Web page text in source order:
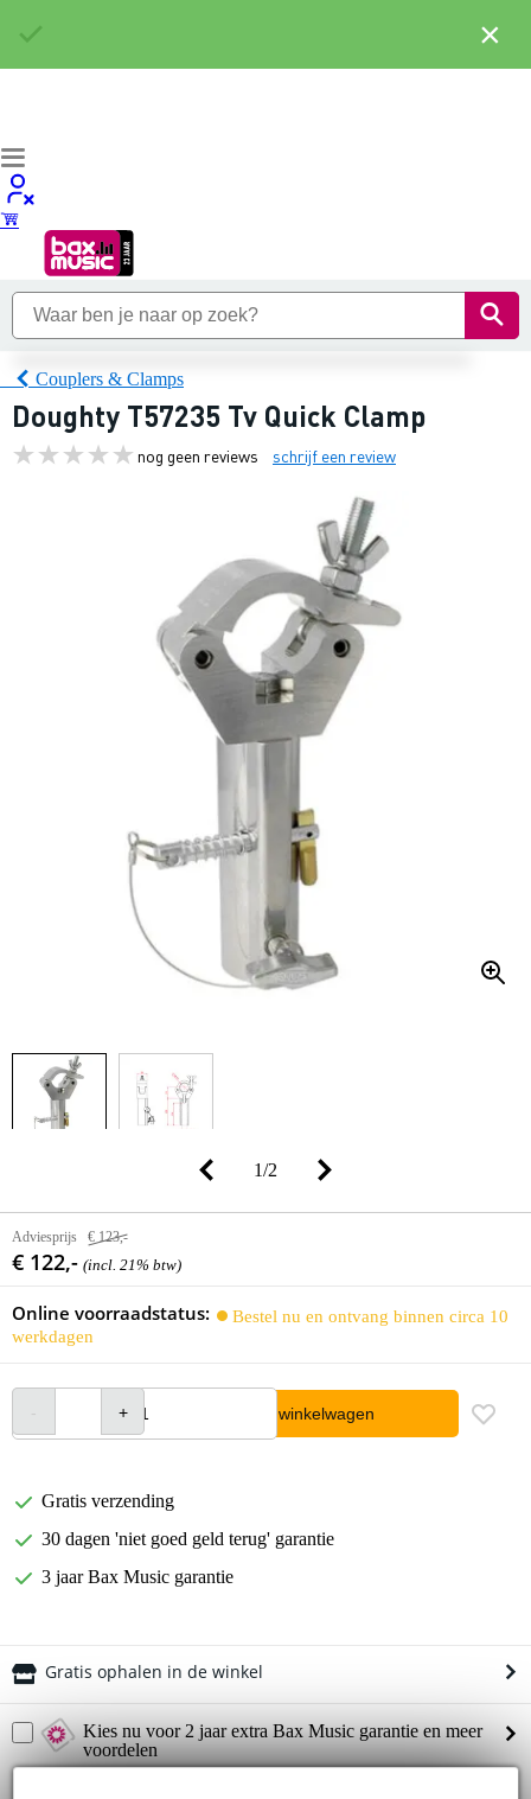
Couplers & Clamps
Doughty T57235 Tv Quick Clamp
nog geen reviews schrijf een review
1/2
Adviesprijs € 123,-
€ 122,- (incl. 21% btw)
Online voorraadstatus:
Bestel nu en ontvang binnen circa 10
werkdagen
In winkelwagen
Gratis verzending
30 dagen 'niet goed geld terug' garantie
3 jaar Bax Music garantie
Gratis ophalen in de winkel
Kies nu voor 2 jaar extra Bax Music garantie en meer
voordelen
×